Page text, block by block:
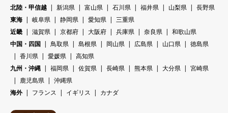
北陸・甲信越
新潟県 富山県 石川県 福井県 山梨県
長野県
東海
岐阜県 静岡県 愛知県
三重県
近畿
滋賀県 京都府 大阪府 兵庫県 奈良県
和歌山県
中国・四国
鳥取県 島根県 岡山県 広島県 山口県
徳島県
香川県
愛媛県
高知県
九州・沖縄
福岡県 佐賀県 長崎県 熊本県 大分県
宮崎県
鹿児島県
沖縄県
海外
フランス イギリス カナダ